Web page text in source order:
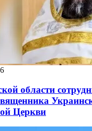
области
Церкви